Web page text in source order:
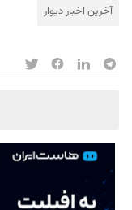
آخرین اخبار دیوار